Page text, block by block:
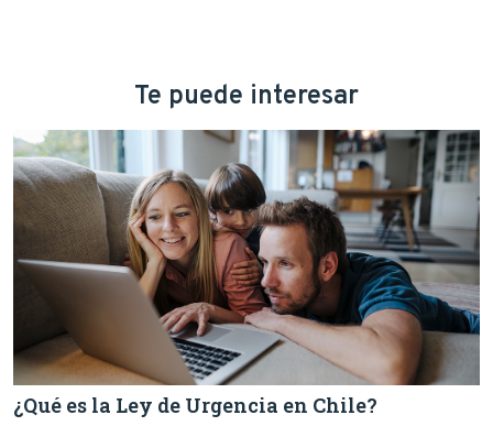
Te puede interesar
¿Qué es la Ley de Urgencia en Chile?